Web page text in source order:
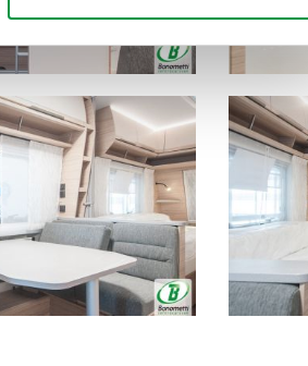
specifiche (impronte
nella
sezione dettagli
dei social media e per analizzare il
con i nostri partner che si occupano
informazioni che ha fornito loro o